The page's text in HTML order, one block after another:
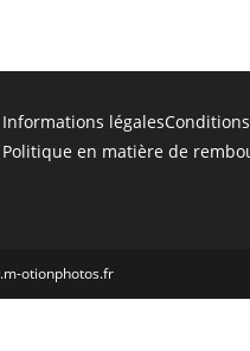
Informations légales
Politique en matière de
otionphotos.fr